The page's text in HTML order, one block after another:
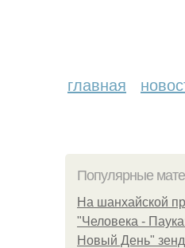
главная
Популярные
На шанхайской
"Человека -
Новый День"